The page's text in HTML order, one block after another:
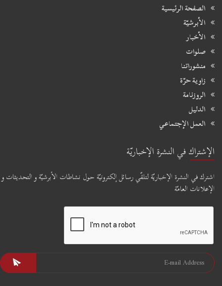
الصفحة الرئيسية
الأبرشيّة
الأخبار
صلوات
منشوراتنا
زاوية حرّة
الروزنامة
الدليل
العمل الإجتماعي
الإشتراك في النشرة الإخباريّة
اشترك في النشرة الإخباريّة لتلقّي رسائل إلكترونيّة حول نشاطات الأبرشيّة و التحديثات و
الإعلانات العامّة